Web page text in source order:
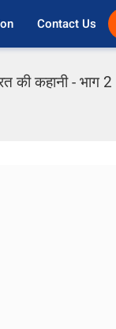
Contact Us
कहानी - भाग 2